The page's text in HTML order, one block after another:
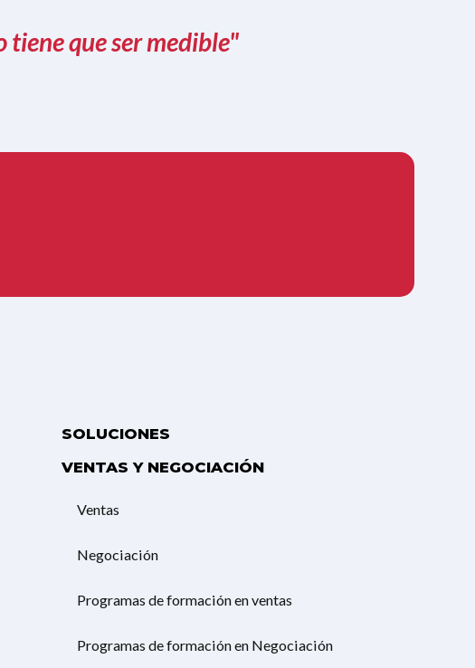
tiene que ser medible"
SOLUCIONES
VENTAS Y NEGOCIACIÓN
Ventas
Negociación
Programas de formación en ventas
Programas de formación en Negociación